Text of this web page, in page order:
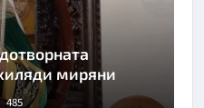
миряни
485